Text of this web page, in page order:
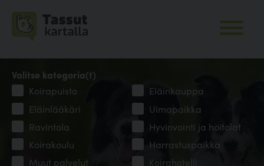
Valitse kategoria(t)
Koirapuisto
Eläinkauppa
Eläinlääkäri
Uimapaikka
Ravintola
Hyvinvointi ja hoitolat
Koirakoulu
Harrastuspaikka
Muut palvelut
Koirahotelli